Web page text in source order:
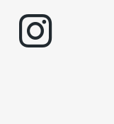
instagram